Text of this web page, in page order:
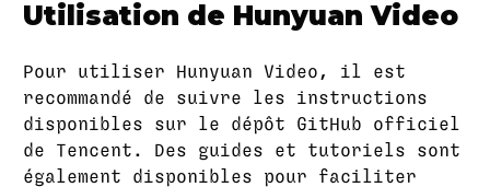
Utilisation de Hunyuan Video
Pour utiliser Hunyuan Video, il est
recommandé de suivre les instructions
disponibles sur le dépôt GitHub officiel
de Tencent. Des guides et tutoriels sont
également disponibles pour faciliter